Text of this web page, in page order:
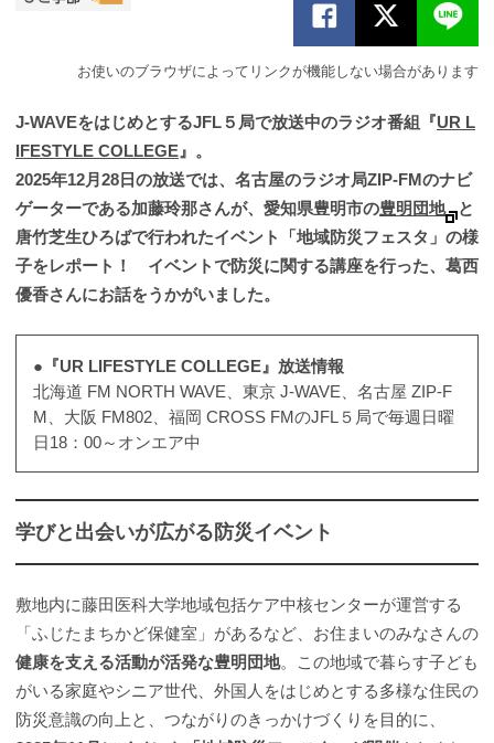
お使いのブラウザによってリンクが機能しない場合があります
J-WAVEをはじめとするJFL５局で放送中のラジオ番組『UR L
IFESTYLE COLLEGE 』。
2025年12月28日の放送では、名古屋のラジオ局ZIP-FMのナビ
ゲーターである加藤玲那さんが、愛知県豊明市の豊明団地
と
唐竹芝生ひろばで行われたイベント「地域防災フェスタ」の様
子をレポート！ イベントで防災に関する講座を行った、葛西
優香さんにお話をうかがいました。
●『UR LIFESTYLE COLLEGE』放送情報
北海道 FM NORTH WAVE、東京 J-WAVE、名古屋 ZIP-F
M、大阪 FM802、福岡 CROSS FMのJFL５局で毎週日曜
日18：00～オンエア中
学びと出会いが広がる防災イベント
敷地内に藤田医科大学地域包括ケア中核センターが運営する
「ふじたまちかど保健室」があるなど、お住まいのみなさんの
健康を支える活動が活発な豊明団地。この地域で暮らす子ども
がいる家庭やシニア世代、外国人をはじめとする多様な住民の
防災意識の向上と、つながりのきっかけづくりを目的に、